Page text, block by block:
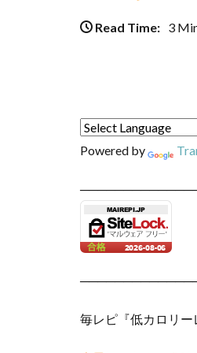
Read Time: 3
Powered by
毎レピ『低カロリ